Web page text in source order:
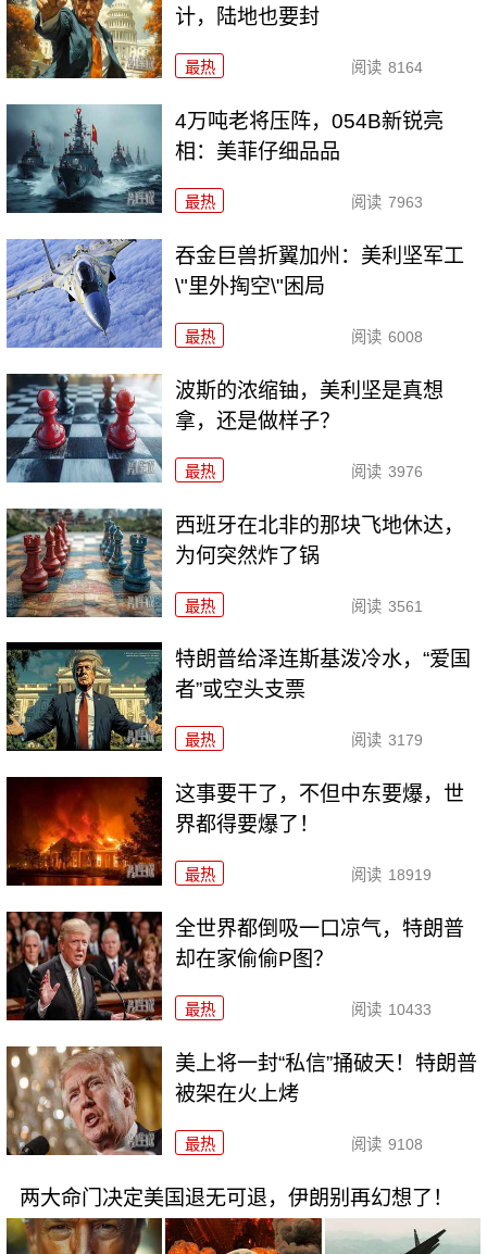
计，陆地也要封
最热 阅读 8164
4万吨老将压阵，054B新锐亮
相：美菲仔细品品
最热 阅读 7963
吞金巨兽折翼加州：美利坚军工
\"里外掏空\"困局
最热 阅读 6008
波斯的浓缩铀，美利坚是真想
拿，还是做样子？
最热 阅读 3976
西班牙在北非的那块飞地休达，
为何突然炸了锅
最热 阅读 3561
特朗普给泽连斯基泼冷水，“爱国
者”或空头支票
最热 阅读 3179
这事要干了，不但中东要爆，世
界都得要爆了！
最热 阅读 18919
全世界都倒吸一口凉气，特朗普
却在家偷偷P图？
最热 阅读 10433
美上将一封“私信”捅破天！特朗普
被架在火上烤
最热 阅读 9108
两大命门决定美国退无可退，伊朗别再幻想了！